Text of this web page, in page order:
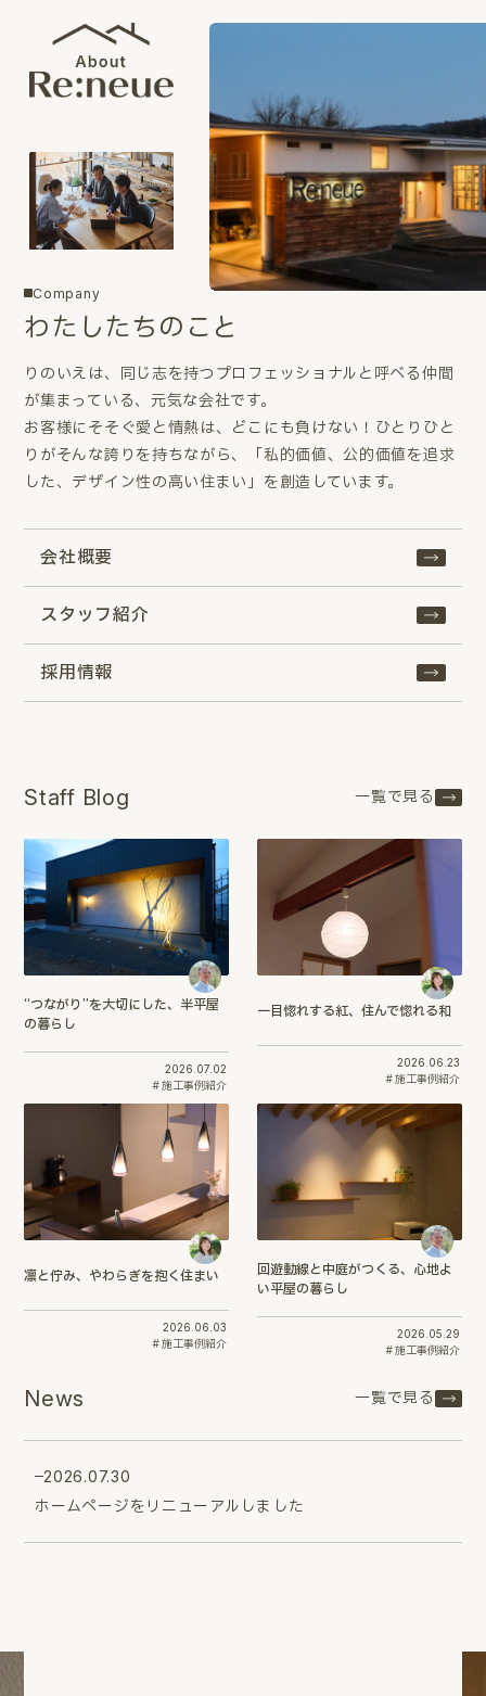
Company
わたしたちのこと
りのいえは、同じ志を持つプロフェッショナルと呼べる仲間
が集まっている、元気な会社です。
お客様にそそぐ愛と情熱は、どこにも負けない！ひとりひと
りがそんな誇りを持ちながら、「私的価値、公的価値を追求
した、デザイン性の高い住まい」を創造しています。
会社概要
スタッフ紹介
採用情報
Staff Blog 一覧で見る
“つながり”を大切にした、半平屋
の暮らし
2026.07.02
施工事例紹介
一目惚れする紅、住んで惚れる和
2026.06.23
施工事例紹介
凛と佇み、やわらぎを抱く住まい
2026.06.03
施工事例紹介
回遊動線と中庭がつくる、心地よ
い平屋の暮らし
2026.05.29
施工事例紹介
News 一覧で見る
2026.07.30
ホームページをリニューアルしました